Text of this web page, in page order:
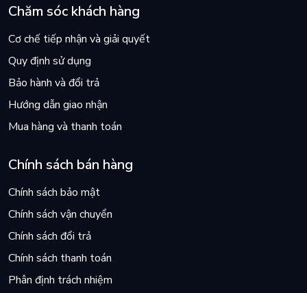
Chăm sóc khách hàng
Cơ chế tiếp nhận và giải quyết
Quy định sử dụng
Bảo hành và đổi trả
Hướng dẫn giao nhận
Mua hàng và thanh toán
Chính sách bán hàng
Chính sách bảo mật
Chính sách vận chuyển
Chính sách đổi trả
Chính sách thanh toán
Phân định trách nhiệm